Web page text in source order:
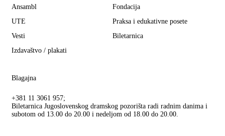
Ansambl
Fondacija
UTE
Praksa i edukativne posete
Vesti
Biletarnica
Izdavaštvo / plakati
Blagajna
+381 11 3061 957;
Biletarnica Jugoslovenskog dramskog pozorišta radi radnim danima i
subotom od 13.00 do 20.00 i nedeljom od 18.00 do 20.00.